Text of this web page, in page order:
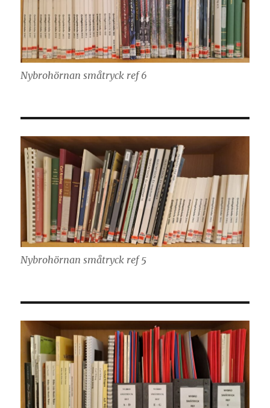
Nybrohörnan småtryck ref 6
Nybrohörnan småtryck ref 5